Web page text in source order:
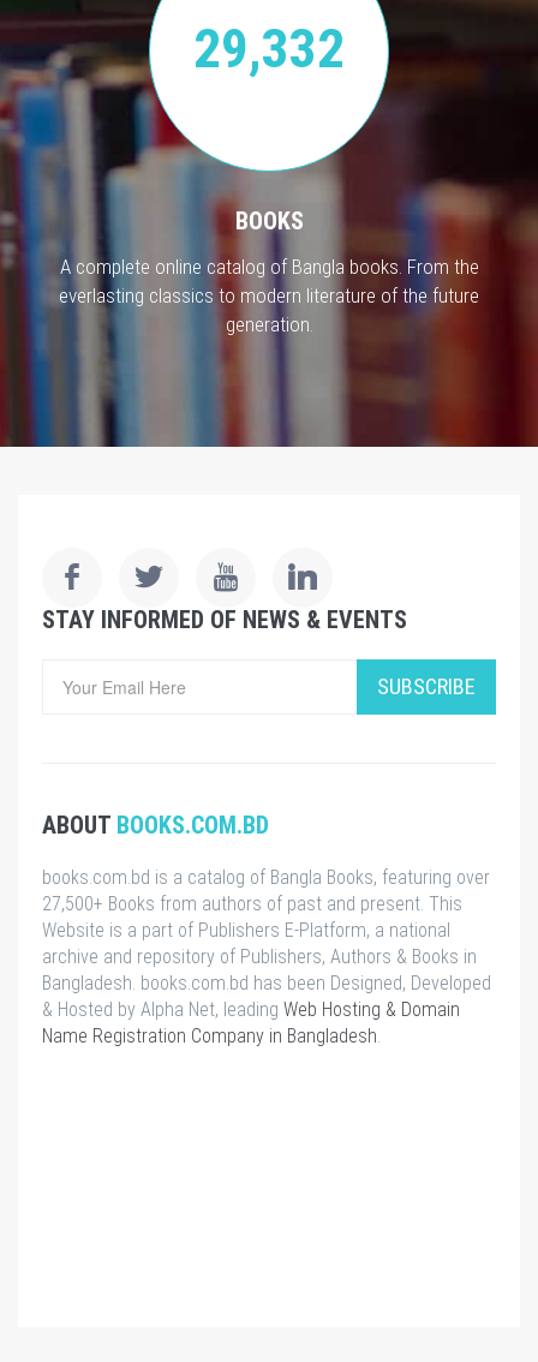
29,332
BOOKS
A complete online catalog of Bangla books. From the
everlasting classics to modern literature of the future
generation.
STAY INFORMED OF NEWS & EVENTS
SUBSCRIBE
ABOUT BOOKS.COM.BD
books.com.bd is a catalog of Bangla Books, featuring over
27,500+ Books from authors of past and present. This
Website is a part of Publishers E-Platform, a national
archive and repository of Publishers, Authors & Books in
Bangladesh. books.com.bd has been Designed, Developed
& Hosted by Alpha Net, leading Web Hosting & Domain
Name Registration Company in Bangladesh